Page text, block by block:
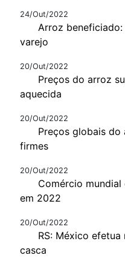
24/Out/2022
Arroz
varejo
20/Out/2022
Preços do arroz
aquecida
20/Out/2022
Preços globais do
firmes
20/Out/2022
Comércio
em 2022
20/Out/2022
RS: México
casca